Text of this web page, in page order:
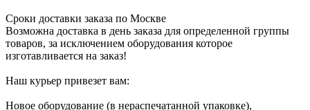
Сроки доставки заказа по Москве
Возможна доставка в день заказа для определенной группы
товаров, за исключением оборудования которое
изготавливается на заказ!
Наш курьер привезет вам:
Новое оборудование (в нераспечатанной упаковке),